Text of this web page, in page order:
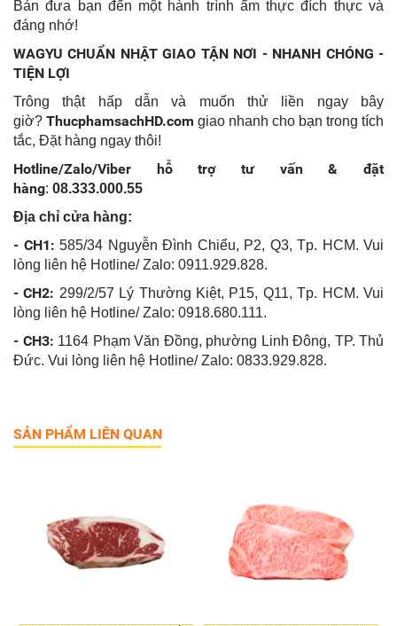
Bản đưa bạn đến một hành trình ẩm thực đích thực và
đáng nhớ!
WAGYU CHUẨN NHẬT GIAO TẬN NƠI - NHANH CHÓNG -
TIỆN LỢI
Trông thật hấp dẫn và muốn thử liền ngay bây
giờ? ThucphamsachHD.com giao nhanh cho bạn trong tích
tắc, Đặt hàng ngay thôi!
Hotline/Zalo/Viber hỗ trợ tư vấn & đặt
hàng: 08.333.000.55
Địa chỉ cửa hàng:
- CH1: 585/34 Nguyễn Đình Chiểu, P2, Q3, Tp. HCM. Vui
lòng liên hệ Hotline/ Zalo: 0911.929.828.
- CH2: 299/2/57 Lý Thường Kiệt, P15, Q11, Tp. HCM. Vui
lòng liên hệ Hotline/ Zalo: 0918.680.111.
- CH3: 1164 Phạm Văn Đồng, phường Linh Đông, TP. Thủ
Đức. Vui lòng liên hệ Hotline/ Zalo: 0833.929.828.
SẢN PHẨM LIÊN QUAN